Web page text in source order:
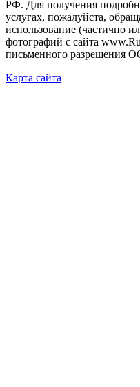
РФ. Для получения
услугах, пожалуйста,
использование (частично
фотографий с сайта
письменного разрешения
Карта сайта